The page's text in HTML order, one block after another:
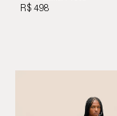
R$ 498